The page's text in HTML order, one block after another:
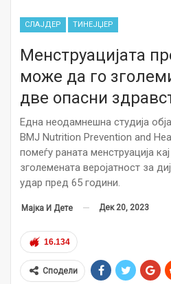
СЛАЈДЕР ТИНЕЈЏЕР
Менструацијата
може да го
две опасни
Една неодамнешна студија
BMJ Nutrition Prevention and
помеѓу раната менструација
зголемената веројатност за
удар пред 65 години.
Мајка И Дете Дек 20, 2023
16.134
Сподели